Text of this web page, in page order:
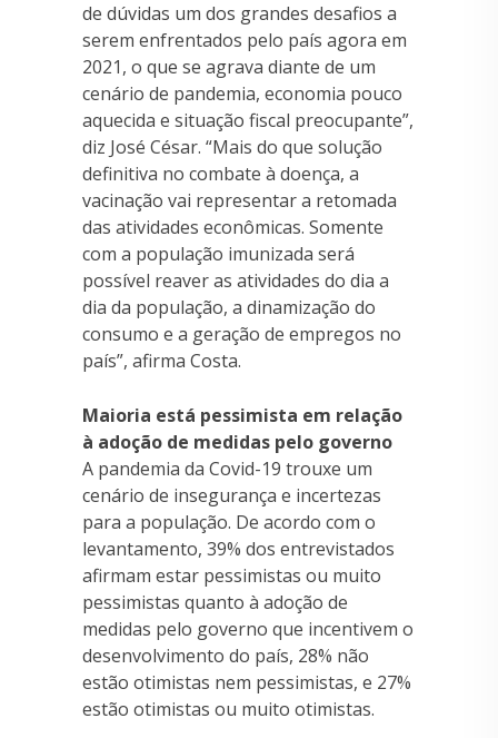
de dúvidas um dos grandes desafios a
serem enfrentados pelo país agora em
2021, o que se agrava diante de um
cenário de pandemia, economia pouco
aquecida e situação fiscal preocupante”,
diz José César. “Mais do que solução
definitiva no combate à doença, a
vacinação vai representar a retomada
das atividades econômicas. Somente
com a população imunizada será
possível reaver as atividades do dia a
dia da população, a dinamização do
consumo e a geração de empregos no
país”, afirma Costa.
Maioria está pessimista em relação
à adoção de medidas pelo governo
A pandemia da Covid-19 trouxe um
cenário de insegurança e incertezas
para a população. De acordo com o
levantamento, 39% dos entrevistados
afirmam estar pessimistas ou muito
pessimistas quanto à adoção de
medidas pelo governo que incentivem o
desenvolvimento do país, 28% não
estão otimistas nem pessimistas, e 27%
estão otimistas ou muito otimistas.